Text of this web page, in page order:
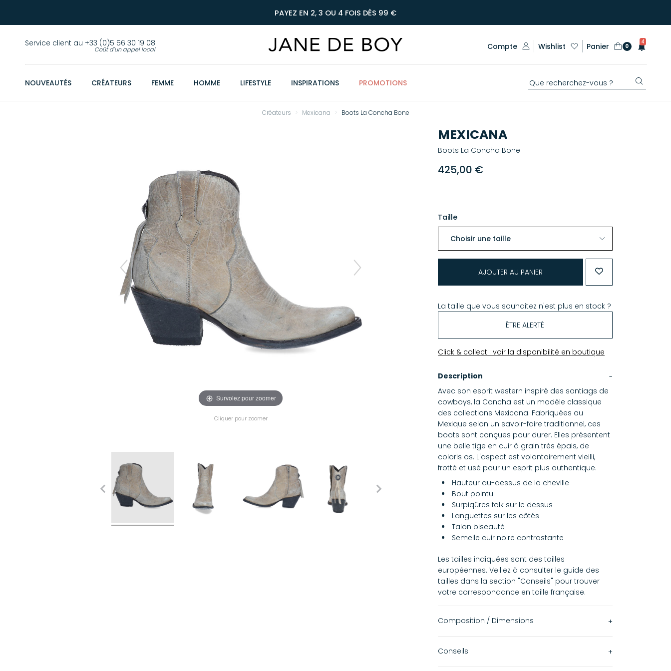
PAYEZ EN 2, 3 OU 4 FOIS DÈS 99 €
Service client au +33 (0)5 56 30 19 08
Coût d'un appel local Compte Wishlist Panier 0
4
NOUVEAUTÉS CRÉATEURS FEMME HOMME LIFESTYLE INSPIRATIONS PROMOTIONS
Créateurs Mexicana Boots La Concha Bone
Survolez pour zoomer
Cliquer pour zoomer
MEXICANA
Boots La Concha Bone
425,00 €
Taille
AJOUTER AU PANIER
La taille que vous souhaitez n'est plus en stock ?
ÊTRE ALERTÉ
Click & collect : voir la disponibilité en boutique
Description
Avec son esprit western inspiré des santiags de
cowboys, la Concha est un modèle classique
des collections Mexicana. Fabriquées au
Mexique selon un savoir-faire traditionnel, ces
boots sont conçues pour durer. Elles présentent
une belle tige en cuir à grain très épais, de
coloris os. L'aspect est volontairement vieilli,
frotté et usé pour un esprit plus authentique.
Hauteur au-dessus de la cheville
Bout pointu
Surpiqûres folk sur le dessus
Languettes sur les côtés
Talon biseauté
Semelle cuir noire contrastante
Les tailles indiquées sont des tailles
européennes. Veillez à consulter le guide des
tailles dans la section "Conseils" pour trouver
votre correspondance en taille française.
Composition / Dimensions
100% Cuir
Conseils